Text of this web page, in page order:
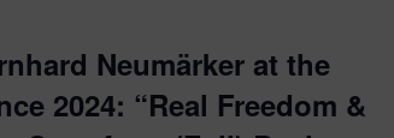
Neumärker at the
2024: “Real Freedom &